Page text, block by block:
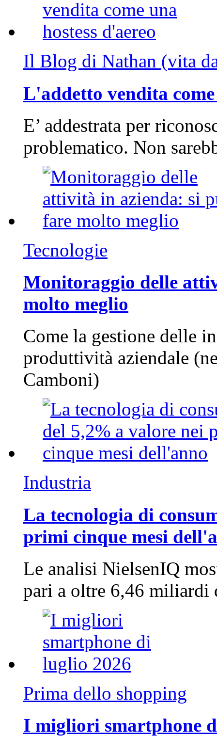
Il Blog di Nathan (vita
L'addetto vendita
E’ addestrata per
problematico. Non
Tecnologie
Monitoraggio delle
molto meglio
Come la gestione delle
produttività aziendale
Camboni)
Industria
La tecnologia di
primi cinque mesi
Le analisi NielsenIQ
pari a oltre 6,46
Prima dello shopping
I migliori smartphone